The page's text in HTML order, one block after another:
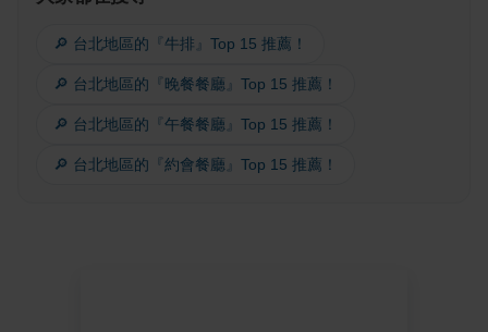
🔎 台北地區的『牛排』Top 15 推薦！
🔎 台北地區的『晚餐餐廳』Top 15 推薦！
🔎 台北地區的『午餐餐廳』Top 15 推薦！
🔎 台北地區的『約會餐廳』Top 15 推薦！